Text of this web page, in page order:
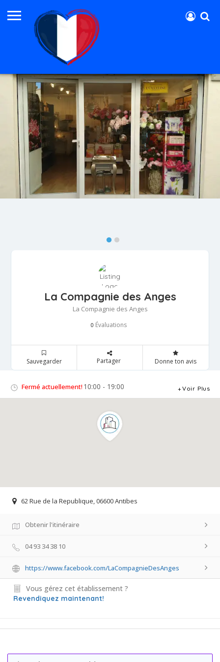
La Compagnie des Anges
La Compagnie des Anges
0 Évaluations
Sauvegarder Partager Donne ton avis
Fermé actuellement! 10:00 - 19:00 Voir Plus
62 Rue de la Republique, 06600 Antibes
Obtenir l'itinéraire
04 93 34 38 10
https://www.facebook.com/LaCompagnieDesAnges
Vous gérez cet établissement ?
Revendiquez maintenant!